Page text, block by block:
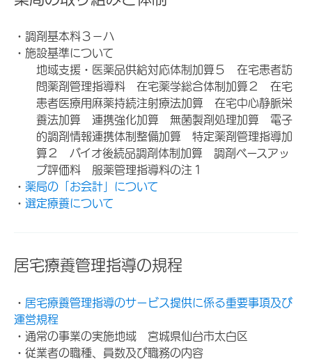
・調剤基本料３－ハ
・施設基準について
地域支援・医薬品供給対応体制加算５ 在宅患者訪
問薬剤管理指導料 在宅薬学総合体制加算２ 在宅
患者医療用麻薬持続注射療法加算 在宅中心静脈栄
養法加算 連携強化加算 無菌製剤処理加算 電子
的調剤情報連携体制整備加算 特定薬剤管理指導加
算２ バイオ後続品調剤体制加算 調剤ベースアッ
プ評価料 服薬管理指導料の注１
・ 薬局の「お会計」について
・ 選定療養について
居宅療養管理指導の規程
・ 居宅療養管理指導のサービス提供に係る重要事項及び
運営規程
・通常の事業の実施地域 宮城県仙台市太白区
・従業者の職種、員数及び職務の内容